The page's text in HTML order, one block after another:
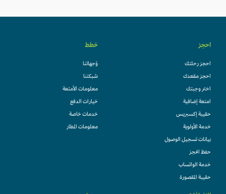
احجز
احجز رحلتك
احجز مقعدك
اختر وجبتك
امتعة إضافية
حقيبة إكسبريس
خدمة الأولوية
بيانات تسجيل الوصول
حفظ الحجز
خدمة الواتساب
حقيبة المقصورة
خطط
وُجهاتنا
شبكتنا
معلومات الأمتعة
خيارات الدفع
خدمات خاصة
معلومات المطار